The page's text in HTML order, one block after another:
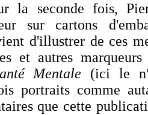
la seconde fois,
sur cartons
d'illustrer de ces
et autres marqueurs
Mentale (ici le
portraits comme
que cette